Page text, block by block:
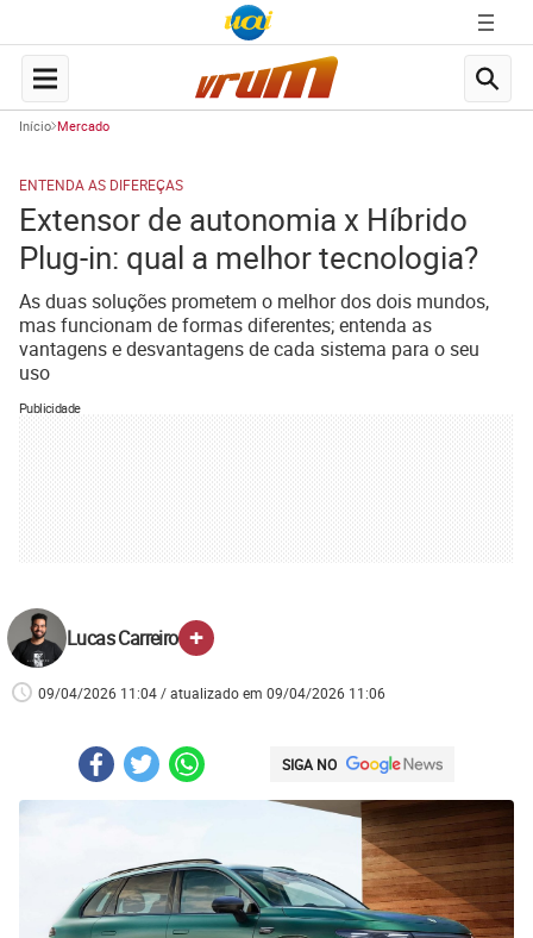
Início Mercado
ENTENDA AS DIFEREÇAS
Extensor de autonomia x Híbrido
Plug-in: qual a melhor tecnologia?
As duas soluções prometem o melhor dos dois mundos,
mas funcionam de formas diferentes; entenda as
vantagens e desvantagens de cada sistema para o seu
uso
Publicidade
Lucas Carreiro +
09/04/2026 11:04 / atualizado em 09/04/2026 11:06
SIGA NO